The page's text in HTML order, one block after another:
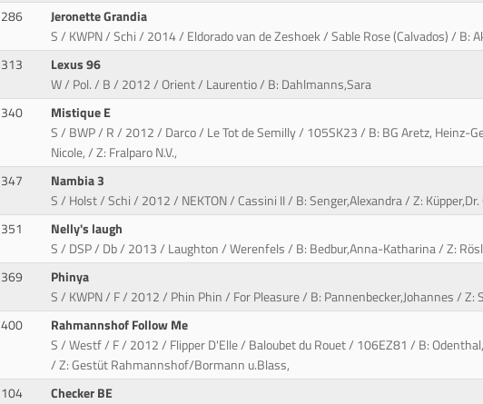
286
Jeronette Grandia
S / KWPN / Schi / 2014 / Eldorado van de Zeshoek / Sable Rose (Calvados) / B:
313
Lexus 96
W / Pol. / B / 2012 / Orient / Laurentio / B: Dahlmanns,Sara
340
Mistique E
S / BWP / R / 2012 / Darco / Le Tot de Semilly / 105SK23 / B: BG Aretz, Heinz-
Nicole, / Z: Fralparo N.V.,
347
Nambia 3
S / Holst / Schi / 2012 / NEKTON / Cassini II / B: Senger,Alexandra / Z: Küpper,Dr.
351
Nelly's laugh
S / DSP / Db / 2013 / Laughton / Werenfels / B: Bedbur,Anna-Katharina / Z:
369
Phinya
S / KWPN / F / 2012 / Phin Phin / For Pleasure / B: Pannenbecker,Johannes / Z:
400
Rahmannshof Follow Me
S / Westf / F / 2012 / Flipper D'Elle / Baloubet du Rouet / 106EZ81 / B:
/ Z: Gestüt Rahmannshof/Bormann u.Blass,
104
Checker BE